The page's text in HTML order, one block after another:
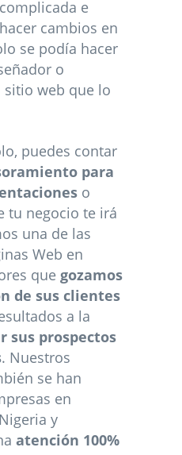
e
cambios en
se podía hacer
o
web que lo
puedes contar
para
o
tu negocio te irá
una de las
Web en
que gozamos
de sus clientes
a la
sus prospectos
. Nuestros
se han
en
y
atención 100%